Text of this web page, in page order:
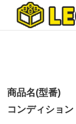
商品名(型番)
コンディション